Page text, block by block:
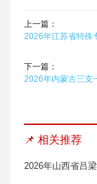
上一篇：
下一篇：
2026年内蒙古三支
📌 相关推荐